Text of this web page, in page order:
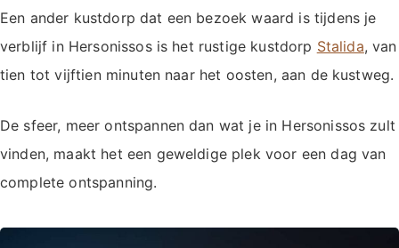
Een ander kustdorp dat een bezoek waard is tijdens je
verblijf in Hersonissos is het rustige kustdorp Stalida, van
tien tot vijftien minuten naar het oosten, aan de kustweg.
De sfeer, meer ontspannen dan wat je in Hersonissos zult
vinden, maakt het een geweldige plek voor een dag van
complete ontspanning.